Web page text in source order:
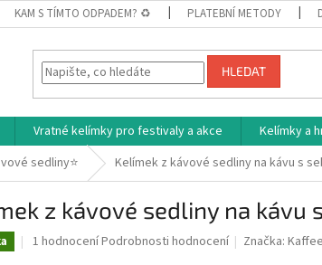
KAM S TÍMTO ODPADEM? ♻ PLATEBNÍ METODY
HLEDAT
Vratné kelímky pro festivaly a akce Kelímky a
sedliny⭐
Kelímek z kávové sedliny na kávu s
z kávové sedliny na kávu
Průměrné
1 hodnoceníPodrobnosti hodnocení Značka: